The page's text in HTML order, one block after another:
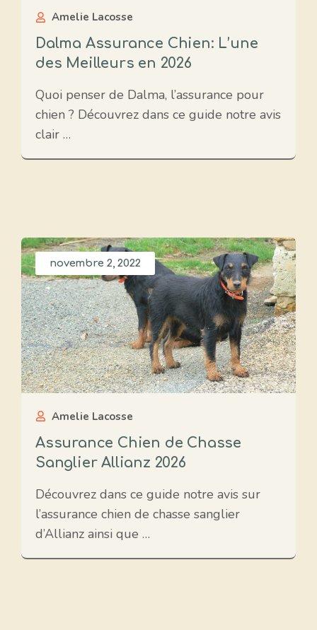
Amelie Lacosse
Dalma Assurance Chien: L’une
des Meilleurs en 2026
Quoi penser de Dalma, l’assurance pour
chien ? Découvrez dans ce guide notre avis
clair …
novembre 2, 2022
Amelie Lacosse
Assurance Chien de Chasse
Sanglier Allianz 2026
Découvrez dans ce guide notre avis sur
l’assurance chien de chasse sanglier
d’Allianz ainsi que …